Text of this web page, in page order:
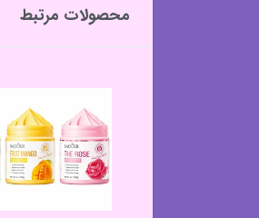
محصولات مرتبط